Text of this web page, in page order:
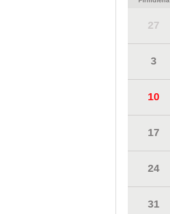
27
3
10
17
24
31